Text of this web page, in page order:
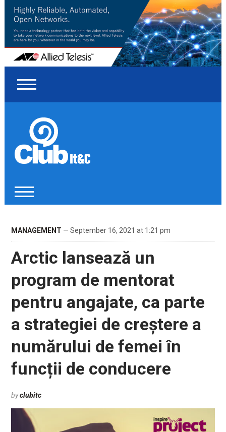
MANAGEMENT — September 16, 2021 at 1:21 pm
Arctic lansează un
program de mentorat
pentru angajate, ca parte
a strategiei de creștere a
numărului de femei în
funcții de conducere
byclubitc